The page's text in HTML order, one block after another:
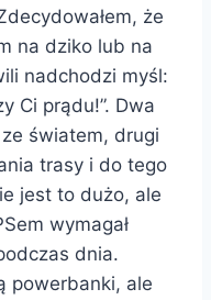
że
na dziko lub na
nadchodzi myśl:
Ci prądu!”. Dwa
światem, drugi
trasy i do tego
jest to dużo, ale
wymagał
dnia.
powerbanki, ale